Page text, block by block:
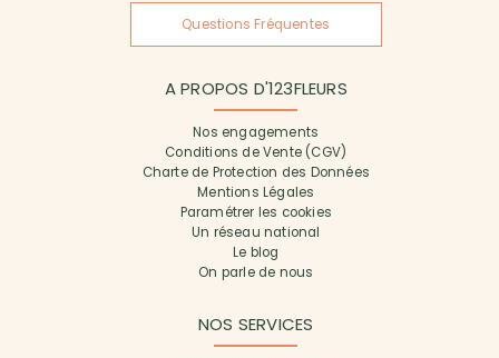
Questions Fréquentes
A PROPOS D'123FLEURS
Nos engagements
Conditions de Vente (CGV)
Charte de Protection des Données
Mentions Légales
Paramétrer les cookies
Un réseau national
Le blog
On parle de nous
NOS SERVICES